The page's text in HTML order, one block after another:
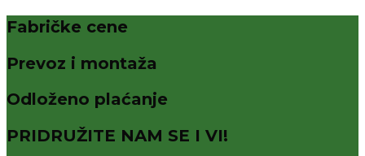
Fabričke cene
Prevoz i montaža
Odloženo plaćanje
PRIDRUŽITE NAM SE I VI!